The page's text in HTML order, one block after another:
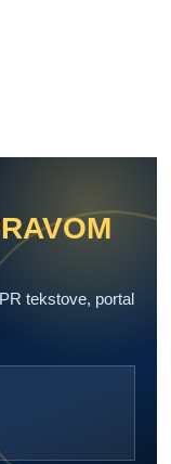
tekstove, portal